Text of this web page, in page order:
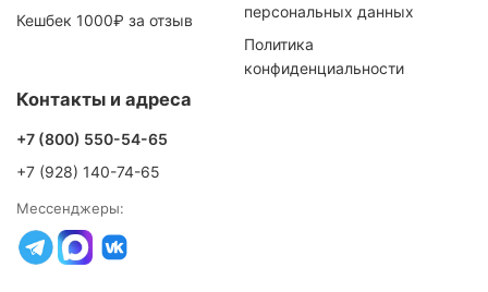
Кешбек 1000₽ за отзыв
персональных данных
Политика
конфиденциальности
Контакты и адреса
+7 (800) 550-54-65
+7 (928) 140-74-65
Мессенджеры: